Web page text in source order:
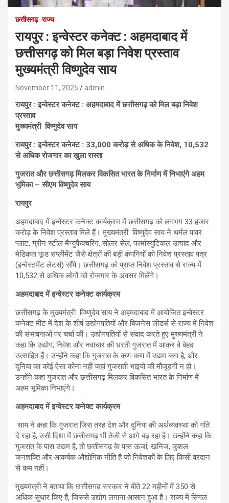
छत्तीसगढ़ राज्य
रायपुर : इन्वेस्टर कनेक्ट : अहमदाबाद में
छत्तीसगढ़ को मिल बड़ा निवेश प्रस्ताव
मुख्यमंत्री विष्णुदेव साय
November 11, 2025 admin
रायपुर : इन्वेस्टर कनेक्ट : अहमदाबाद में छत्तीसगढ़ को मिल बड़ा निवेश
प्रस्ताव
मुख्यमंत्री विष्णुदेव साय
रायपुर : इन्वेस्टर कनेक्ट : 33,000 करोड़ से अधिक के निवेश, 10,532
से अधिक रोजगार का खुला रास्ता
गुजरात और छत्तीसगढ़ मिलकर विकसित भारत के निर्माण में निभाएंगे अहम
भूमिका – सीएम विष्णुदेव साय
रायपुर
अहमदाबाद में इन्वेस्टर कनेक्ट कार्यक्रम में छत्तीसगढ़ को लगभग 33 हजार
करोड़ के निवेश प्रस्ताव मिले हैं। मुख्यमंत्री विष्णुदेव साय ने थर्मल पावर
प्लांट, ग्रीन स्टील मैन्युफैक्चरिंग, सोलर सेल, फार्मास्युटिकल उत्पाद और
मेडिकल फूड सप्लीमेंट जैसे क्षेत्रों की बड़ी कंपनियों को निवेश प्रस्ताव पत्र
(इन्वेस्टमेंट लेटर्स) सौंपे। छत्तीसगढ़ को प्राप्त निवेश प्रस्ताव से राज्य में
10,532 से अधिक लोगों को रोजगार के अवसर मिलेंगे।
अहमदाबाद में इन्वेस्टर कनेक्ट कार्यक्रम
छत्तीसगढ़ के मुख्यमंत्री विष्णुदेव साय ने अहमदाबाद में आयोजित इन्वेस्टर
कनेक्ट मीट में देश के शीर्ष उद्योगपतियों और बिजनेस लीडर्स से राज्य में निवेश
की संभावनाओं पर चर्चा की। उद्योगपतियों से संवाद करते हुए मुख्यमंत्री ने
कहा कि उद्योग, निवेश और नवाचार की धरती गुजरात में आकर वे बेहद
उत्साहित हैं। उन्होंने कहा कि गुजरात के कण-कण में उद्यम बसा है, और
दुनिया का कोई ऐसा कोना नहीं जहां गुजराती भाइयों की मौजूदगी न हो।
उन्होंने कहा गुजरात और छत्तीसगढ़ मिलकर विकसित भारत के निर्माण में
अहम भूमिका निभाएंगे।
अहमदाबाद में इन्वेस्टर कनेक्ट कार्यक्रम
साय ने कहा कि गुजरात जिस तरह देश और दुनिया की अर्थव्यवस्था को गति
दे रहा है, उसी दिशा में छत्तीसगढ़ भी तेजी से आगे बढ़ रहा है। उन्होंने कहा कि
गुजरात के पास उद्यम है, तो छत्तीसगढ़ के पास ऊर्जा, खनिज, कुशल
जनशक्ति और आकर्षक औद्योगिक नीति है जो निवेशकों के लिए किसी वरदान
से कम नहीं।
मुख्यमंत्री ने बताया कि छत्तीसगढ़ सरकार ने बीते 22 महीनों में 350 से
अधिक सुधार किए हैं, जिससे उद्योग लगाना आसान हुआ है। राज्य में सिंगल